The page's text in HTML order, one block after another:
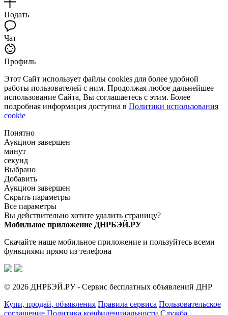
Подать
Чат
Профиль
Этот Сайт использует файлы cookies для более удобной
работы пользователей с ним. Продолжая любое дальнейшее
использование Сайта, Вы соглашаетесь с этим. Более
подробная информация доступна в Политики использования
cookie
Понятно
Аукцион завершен
минут
секунд
Выбрано
Добавить
Аукцион завершен
Скрыть параметры
Все параметры
Вы действительно хотите удалить страницу?
Мобильное приложение ДНРБЭЙ.РУ
Скачайте наше мобильное приложение и пользуйтесь всеми
функциями прямо из телефона
© 2026 ДНРБЭЙ.РУ - Сервис бесплатных объявлений ДНР
Купи, продай, объявления Правила сервиса Пользовательское
соглашение Политика конфиденциальности Служба